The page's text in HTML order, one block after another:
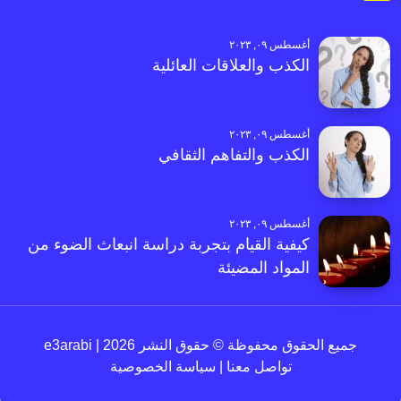
أغسطس ٠٩, ٢٠٢٣
الكذب والعلاقات العائلية
أغسطس ٠٩, ٢٠٢٣
الكذب والتفاهم الثقافي
أغسطس ٠٩, ٢٠٢٣
كيفية القيام بتجربة دراسة انبعاث الضوء من
المواد المضيئة
جميع الحقوق محفوظة © حقوق النشر 2026 | e3arabi
تواصل معنا
سياسة الخصوصية